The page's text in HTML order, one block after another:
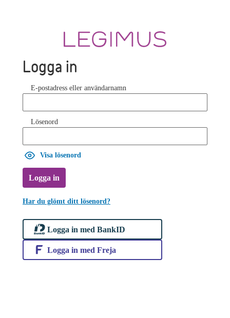
Logga in
E-postadress eller användarnamn
Lösenord
Visa lösenord
Logga in
Har du glömt ditt lösenord?
Logga in med BankID
Logga in med Freja